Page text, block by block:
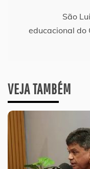
São
educacional do
VEJA TAMBÉM